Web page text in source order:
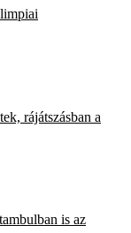
rájátszásban a
is az